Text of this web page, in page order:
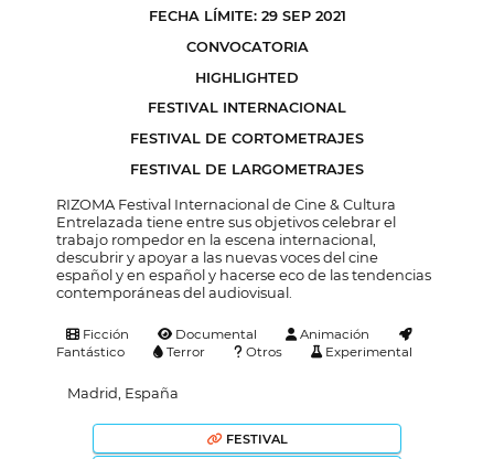
FECHA LÍMITE: 29 SEP 2021
CONVOCATORIA
HIGHLIGHTED
FESTIVAL INTERNACIONAL
FESTIVAL DE CORTOMETRAJES
FESTIVAL DE LARGOMETRAJES
RIZOMA Festival Internacional de Cine & Cultura
Entrelazada tiene entre sus objetivos celebrar el
trabajo rompedor en la escena internacional,
descubrir y apoyar a las nuevas voces del cine
español y en español y hacerse eco de las tendencias
contemporáneas del audiovisual.
Ficción Documental
Animación
Fantástico
Terror Otros Experimental
Madrid, España
FESTIVAL